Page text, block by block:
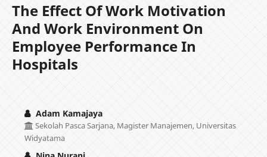
The Effect Of Work Motivation
And Work Environment On
Employee Performance In
Hospitals
Adam Kamajaya
Sekolah Pasca Sarjana, Magister Manajemen, Universitas
Widyatama